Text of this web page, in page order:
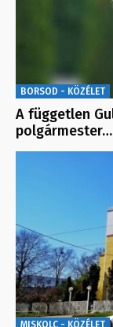
BORSOD - KÖZÉLET
A független
polgármester…
MISKOLC - KÖZÉLET